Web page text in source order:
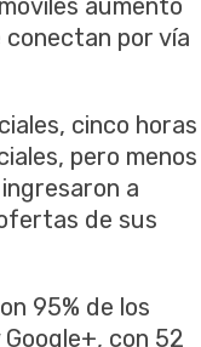
por vía
cinco horas
pero menos
a
de sus
95% de los
con 52